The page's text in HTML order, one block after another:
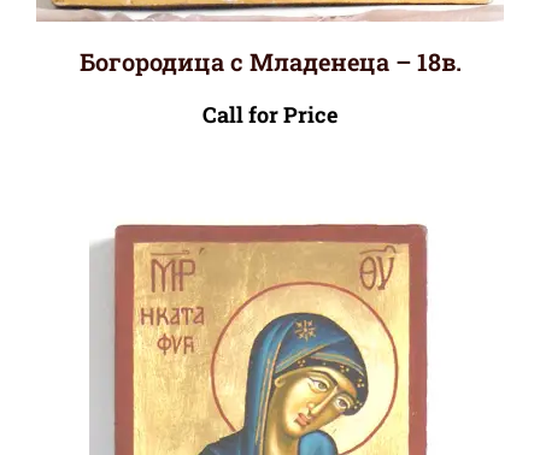
Богородица с Младенеца – 18в.
Call for Price